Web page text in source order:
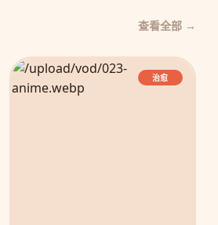
查看全部 →
治愈